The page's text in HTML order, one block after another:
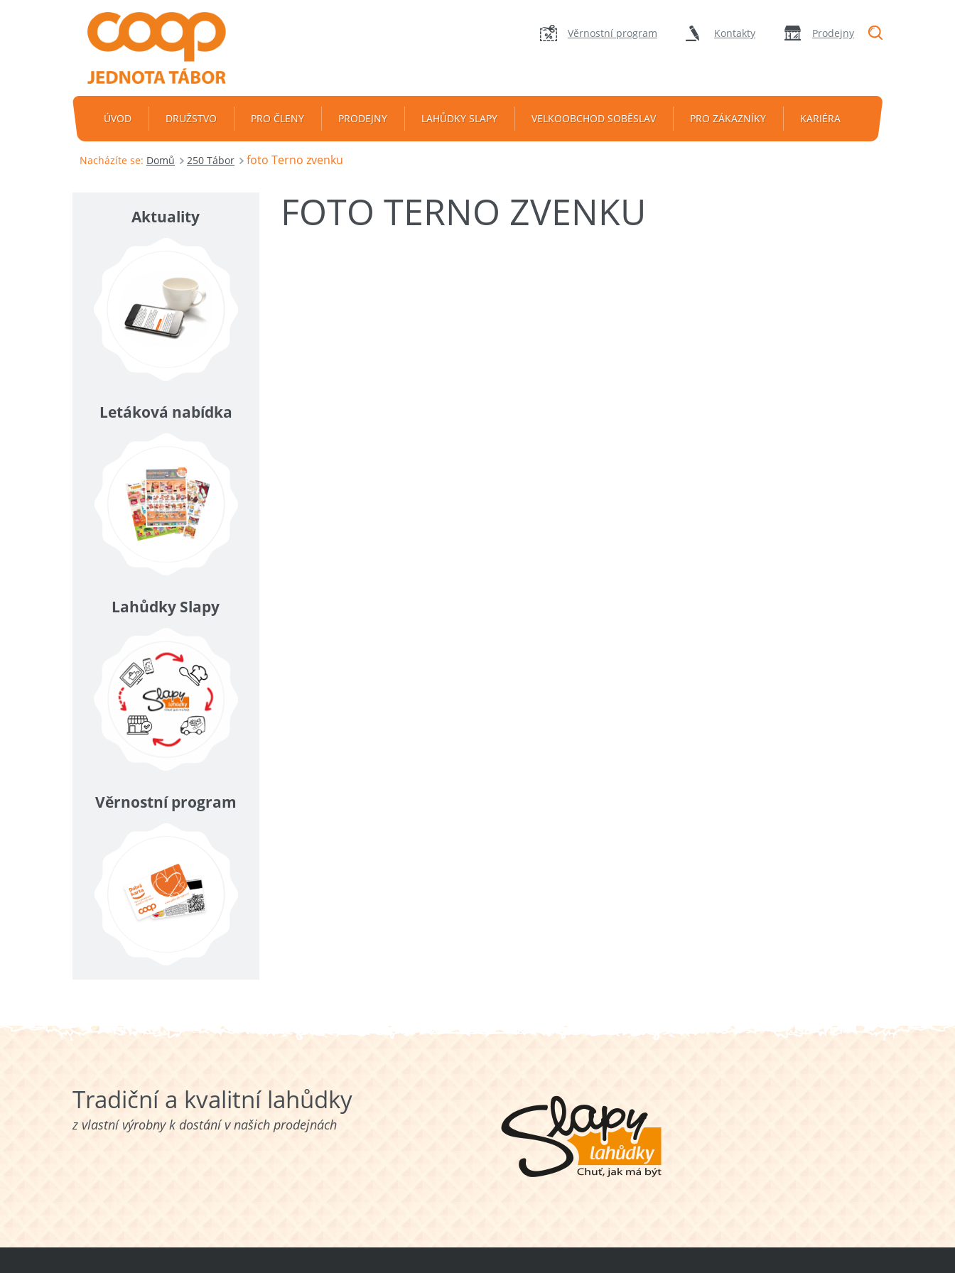
Věrnostní program Kontakty Prodejny
ÚVOD DRUŽSTVO PRO ČLENY PRODEJNY LAHŮDKY SLAPY VELKOOBCHOD SOBĚSLAV PRO ZÁKAZNÍKY KARIÉRA
Nacházíte se: Domů 250 Tábor foto Terno zvenku
FOTO TERNO ZVENKU
Aktuality
Letáková nabídka
Lahůdky Slapy
Věrnostní program
Tradiční a kvalitní lahůdky
z vlastní výrobny k dostání v našich prodejnách